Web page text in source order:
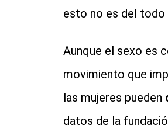
esto no es del
Aunque el sexo es
movimiento que
las mujeres pueden
datos de la